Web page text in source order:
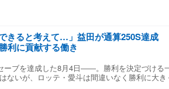
きると考えて…」益田が通算250S達成
利に貢献する働き
ーブを達成した8月4日――。勝利を決定づける
ないが、ロッテ・愛斗は間違いなく勝利に大き